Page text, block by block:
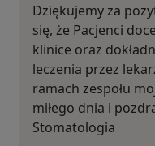
Dziękujemy za
się, że Pacjenci
klinice oraz
leczenia przez
ramach zespołu
miłego dnia i
Stomatologia